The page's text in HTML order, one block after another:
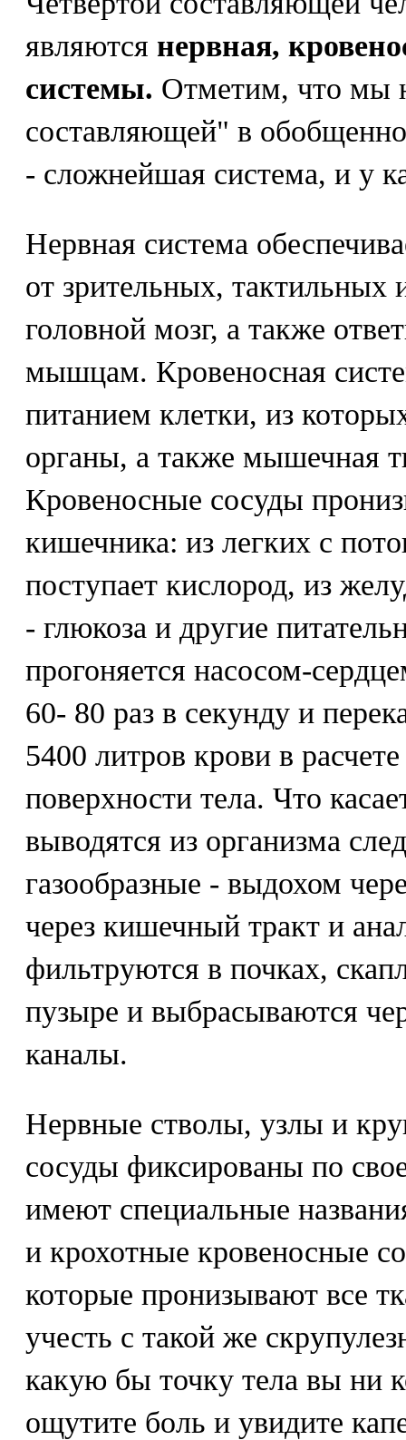
являются нервная,
системы. Отметим, что мы
составляющей" в
- сложнейшая система, и у
Нервная система
от зрительных, тактильных
головной мозг, а также
мышцам. Кровеносная
питанием клетки, из
органы, а также мышечная
Кровеносные сосуды
кишечника: из легких с
поступает кислород, из
- глюкоза и другие
прогоняется насосом-
60- 80 раз в секунду и
5400 литров крови в
поверхности тела. Что
выводятся из организма
газообразные - выдохом
через кишечный тракт и
фильтруются в почках,
пузыре и выбрасываются
каналы.
Нервные стволы, узлы и
сосуды фиксированы по
имеют специальные
и крохотные кровеносные
которые пронизывают все
учесть с такой же
какую бы точку тела вы ни
ощутите боль и увидите